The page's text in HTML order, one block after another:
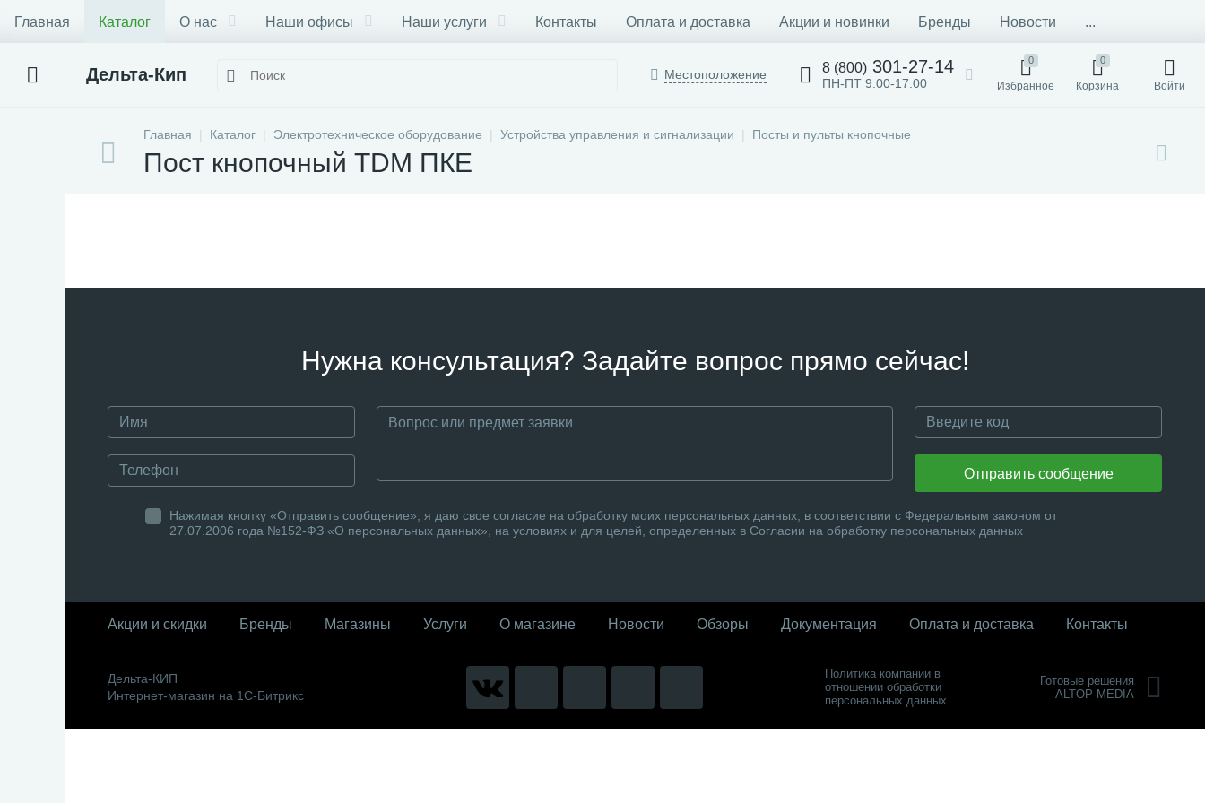
Главная Каталог О нас Наши офисы Наши услуги Контакты Оплата и доставка Акции и новинки Бренды Новости ...
Дельта-Кип Местоположение 8 (800) 301-27-14
ПН-ПТ 9:00-17:00
0
Избранное
0
Корзина Войти
Главная Каталог Электротехническое оборудование Устройства управления и сигнализации Посты и пульты кнопочные
Пост кнопочный TDM ПКЕ
Нужна консультация? Задайте вопрос прямо сейчас!
Отправить сообщение
Нажимая кнопку «Отправить сообщение», я даю свое согласие на обработку моих персональных данных, в соответствии с Федеральным законом от
27.07.2006 года №152-ФЗ «О персональных данных», на условиях и для целей, определенных в Согласии на обработку персональных данных
Акции и скидки Бренды Магазины Услуги О магазине Новости Обзоры Документация Оплата и доставка Контакты
Дельта-КИП
Интернет-магазин на 1С-Битрикс
Политика компании в
отношении обработки
персональных данных
Готовые решения
ALTOP MEDIA